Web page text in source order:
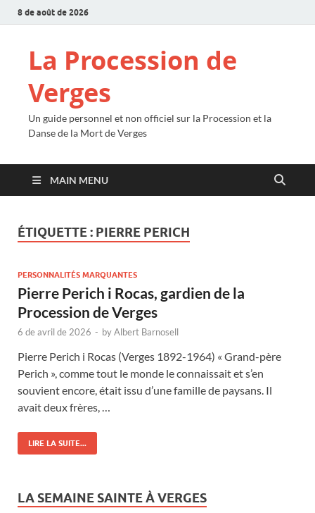
8 de août de 2026
La Procession de
Verges
Un guide personnel et non officiel sur la Procession et la
Danse de la Mort de Verges
MAIN MENU
ÉTIQUETTE : PIERRE PERICH
PERSONNALITÉS MARQUANTES
Pierre Perich i Rocas, gardien de la
Procession de Verges
6 de avril de 2026 - byAlbert Barnosell
Pierre Perich i Rocas (Verges 1892-1964) « Grand-père
Perich », comme tout le monde le connaissait et s’en
souvient encore, était issu d’une famille de paysans. Il
avait deux frères, …
LIRE LA SUITE...
LA SEMAINE SAINTE À VERGES